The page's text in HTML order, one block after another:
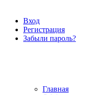
Вход
Регистрация
Забыли пароль?
Главная